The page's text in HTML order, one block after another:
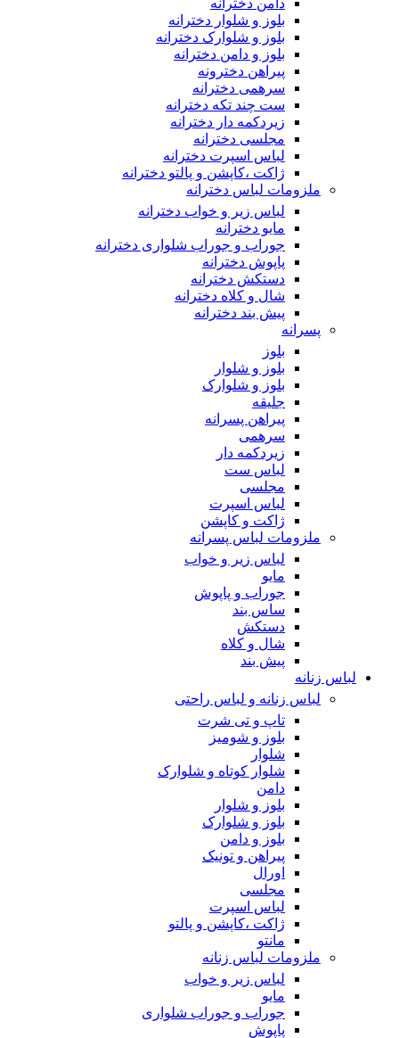
دامن دخترانه
بلوز و شلوار دخترانه
بلوز و شلوارک دخترانه
بلوز و دامن دخترانه
پیراهن دخترونه
سرهمی دخترانه
ست چند تکه دخترانه
زیردکمه دار دخترانه
مجلسی دخترانه
لباس اسپرت دخترانه
ژاکت ،کاپشن و پالتو دخترانه
ملزومات لباس دخترانه
لباس زیر و خواب دخترانه
مایو دخترانه
جوراب و جوراب شلواری دخترانه
پاپوش دخترانه
دستکش دخترانه
شال و کلاه دخترانه
پیش بند دخترانه
پسرانه
بلوز
بلوز و شلوار
بلوز و شلوارک
جلیقه
پیراهن پسرانه
سرهمی
زیردکمه دار
لباس ست
مجلسی
لباس اسپرت
ژاکت و کاپشن
ملزومات لباس پسرانه
لباس زیر و خواب
مایو
جوراب و پاپوش
ساس بند
دستکش
شال و کلاه
پیش بند
لباس زنانه
لباس زنانه و لباس راحتی
تاپ و تی شرت
بلوز و شومیز
شلوار
شلوار کوتاه و شلوارک
دامن
بلوز و شلوار
بلوز و شلوارک
بلوز و دامن
پیراهن و تونیک
اورال
مجلسی
لباس اسپرت
ژاکت ،کاپشن و پالتو
مانتو
ملزومات لباس زنانه
لباس زیر و خواب
مایو
جوراب و جوراب شلواری
پاپوش